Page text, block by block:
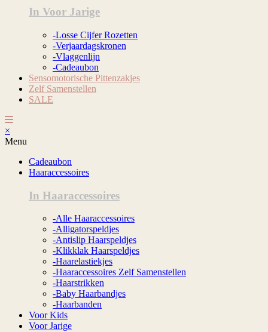
In Voor Jarige
-Losse Cijfer Rozetten
-Verjaardagskronen
-Vlaggenlijn
-Cadeaubon
Sensomotorische Pittenzakjes
Zelf Samenstellen
SALE
×
Menu
Cadeaubon
Haaraccessoires
In Haaraccessoires
-Alle Haaraccessoires
-Alligatorspeldjes
-Antislip Haarspeldjes
-Klikklak Haarspeldjes
-Haarelastiekjes
-Haaraccessoires Zelf Samenstellen
-Haarstrikken
-Baby Haarbandjes
-Haarbanden
Voor Kids
Voor Jarige